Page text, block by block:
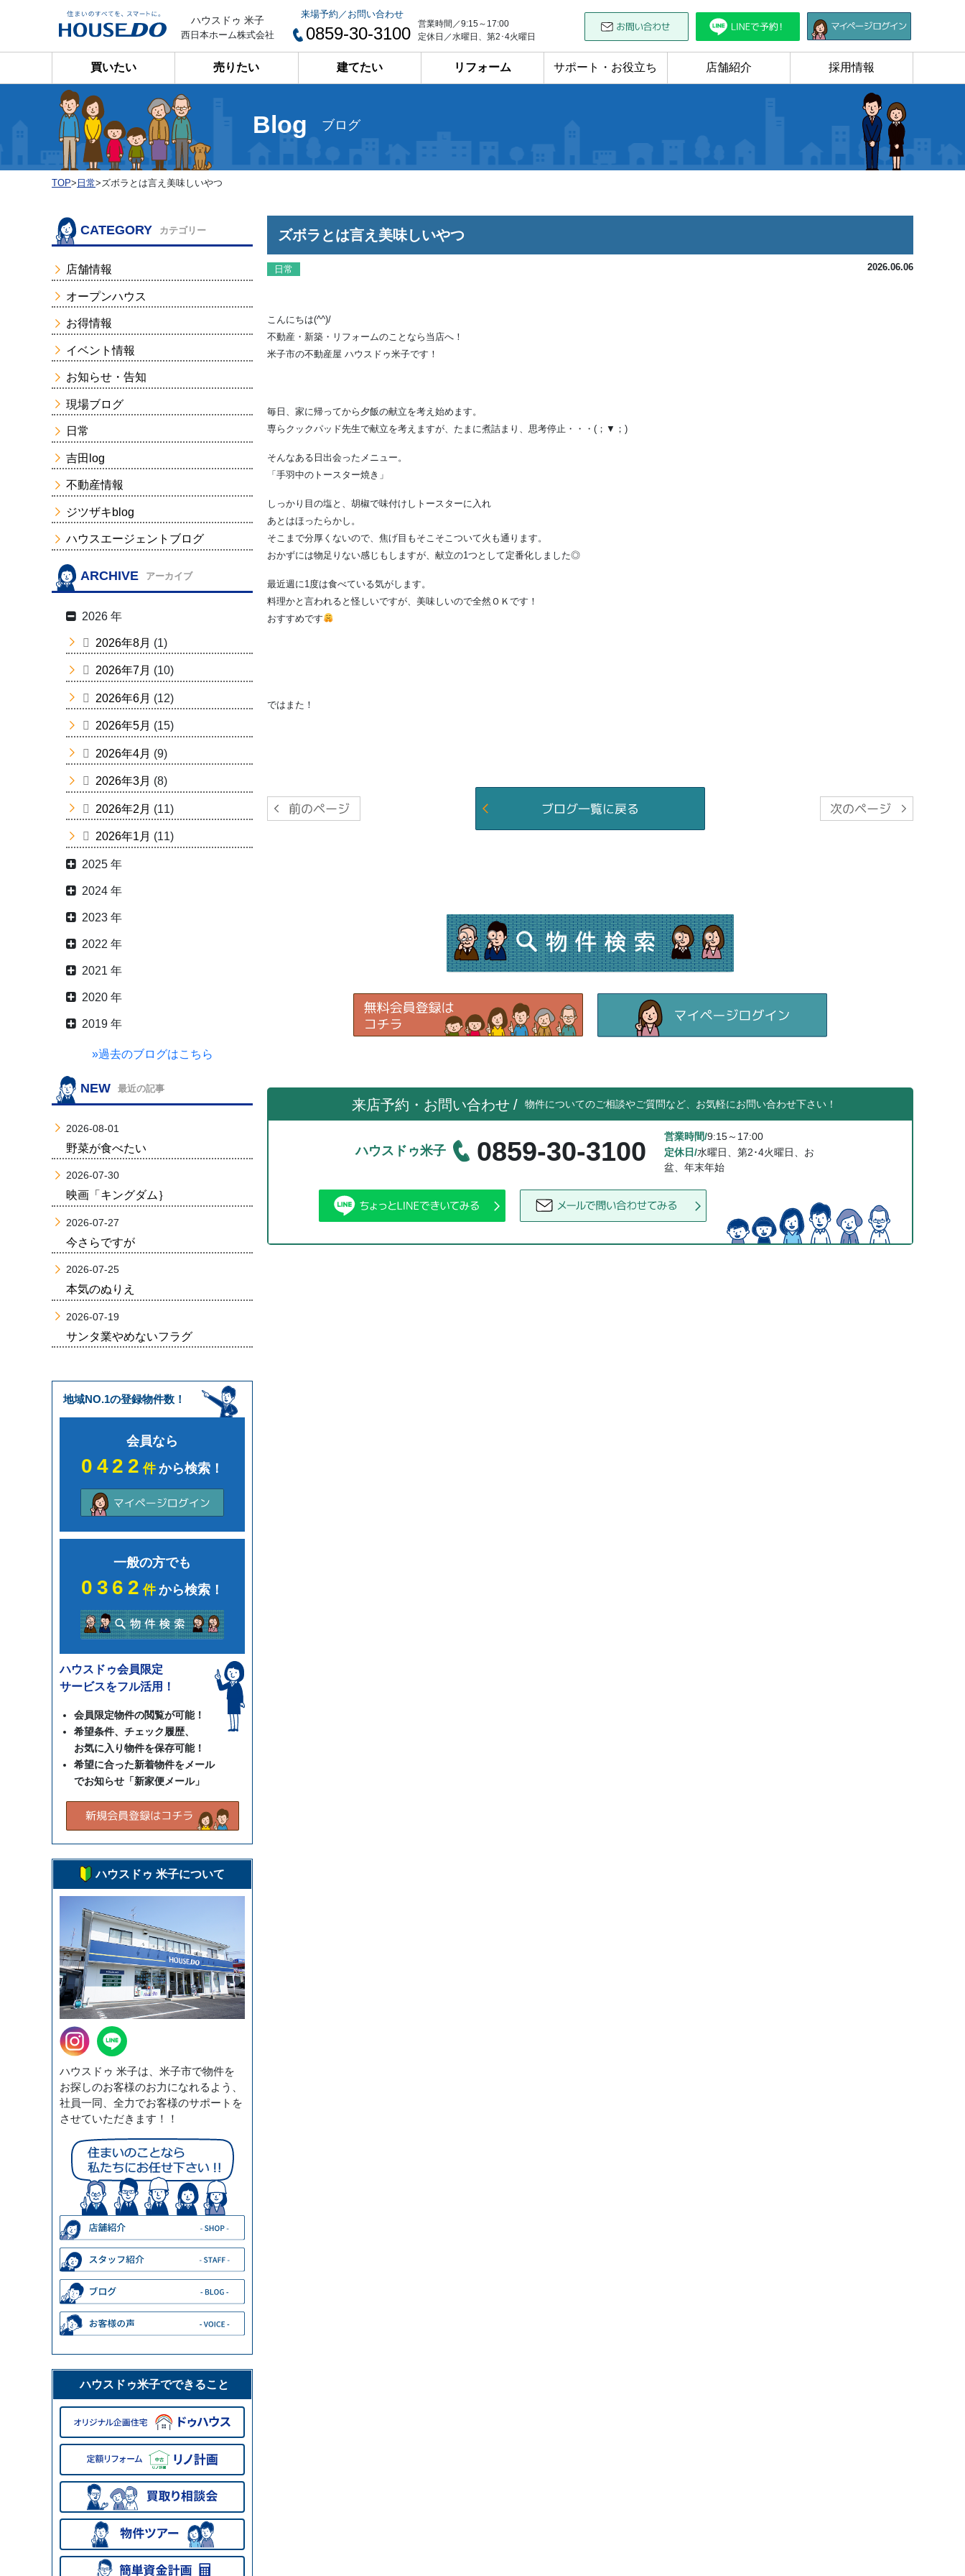
ハウスドゥ 米子
西日本ホーム株式会社
来場予約／お問い合わせ
0859-30-3100
営業時間／9:15～17:00
定休日／水曜日、第2･4火曜日
買いたい 売りたい 建てたい リフォーム サポート・お役立ち 店舗紹介 採用情報
Blog ブログ
TOP> 日常>ズボラとは言え美味しいやつ
ズボラとは言え美味しいやつ
日常 2026.06.06
こんにちは(^^)/
不動産・新築・リフォームのことなら当店へ！
米子市の不動産屋 ハウスドゥ米子です！
毎日、家に帰ってから夕飯の献立を考え始めます。
専らクックパッド先生で献立を考えますが、たまに煮詰まり、思考停止・・・(；▼；)
そんなある日出会ったメニュー。
「手羽中のトースター焼き」
しっかり目の塩と、胡椒で味付けしトースターに入れ
あとはほったらかし。
そこまで分厚くないので、焦げ目もそこそこついて火も通ります。
おかずには物足りない感じもしますが、献立の1つとして定番化しました◎
最近週に1度は食べている気がします。
料理かと言われると怪しいですが、美味しいので全然ＯＫです！
おすすめです
ではまた！
来店予約・お問い合わせ / 物件についてのご相談やご質問など、お気軽にお問い合わせ下さい！
ハウスドゥ米子 0859-30-3100 営業時間/9:15～17:00
定休日/水曜日、第2･4火曜日、お
盆、年末年始
CATEGORY カテゴリー
店舗情報
オープンハウス
お得情報
イベント情報
お知らせ・告知
現場ブログ
日常
吉田log
不動産情報
ジツザキblog
ハウスエージェントブログ
ARCHIVE アーカイブ
2026 年
2026年8月 (1)
2026年7月 (10)
2026年6月 (12)
2026年5月 (15)
2026年4月 (9)
2026年3月 (8)
2026年2月 (11)
2026年1月 (11)
2025 年
2024 年
2023 年
2022 年
2021 年
2020 年
2019 年
»過去のブログはこちら
NEW 最近の記事
2026-08-01
野菜が食べたい
2026-07-30
映画「キングダム｝
2026-07-27
今さらですが
2026-07-25
本気のぬりえ
2026-07-19
サンタ業やめないフラグ
地域NO.1の登録物件数！
会員なら
0422件から検索！
一般の方でも
0362件から検索！
ハウスドゥ会員限定
サービスをフル活用！
会員限定物件の閲覧が可能！
希望条件、チェック履歴、
お気に入り物件を保存可能！
希望に合った新着物件をメール
でお知らせ「新家便メール」
ハウスドゥ 米子について
ハウスドゥ 米子は、米子市で物件を
お探しのお客様のお力になれるよう、
社員一同、全力でお客様のサポートを
させていただきます！！
ハウスドゥ米子でできること